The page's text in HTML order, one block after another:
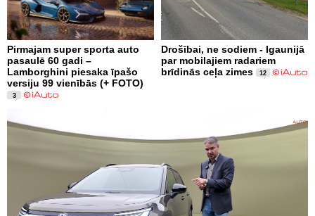
Pirmajam super sporta auto
pasaulē 60 gadi –
Lamborghini piesaka īpašo
versiju 99 vienībās (+ FOTO)
3
Drošībai, ne sodiem - Igaunijā
par mobilajiem radariem
brīdinās ceļa zimes
12